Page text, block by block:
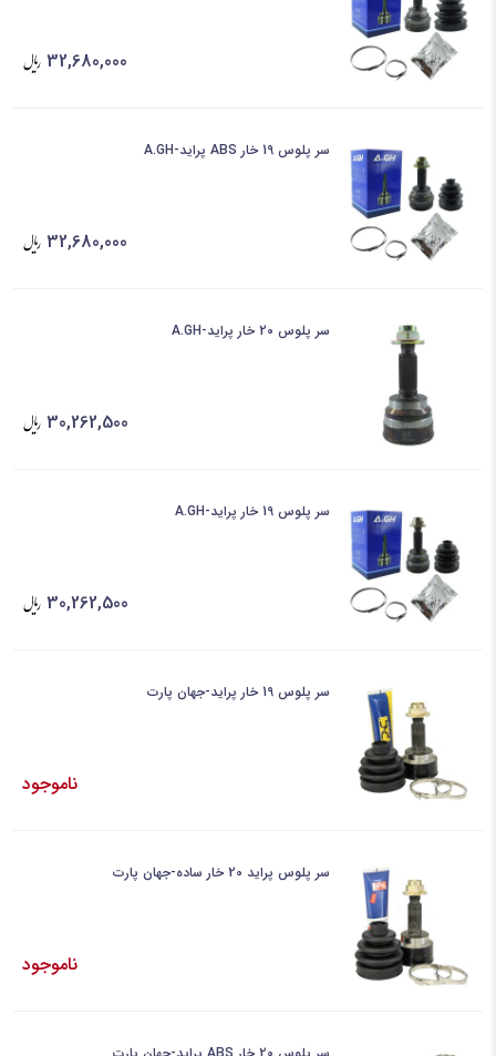
32,680,000
سر پلوس 19 خار ABS پراید-A.GH
32,680,000
سر پلوس 20 خار پراید-A.GH
30,262,500
سر پلوس 19 خار پراید-A.GH
30,262,500
سر پلوس 19 خار پراید-جهان پارت
ناموجود
سر پلوس پراید 20 خار ساده-جهان پارت
ناموجود